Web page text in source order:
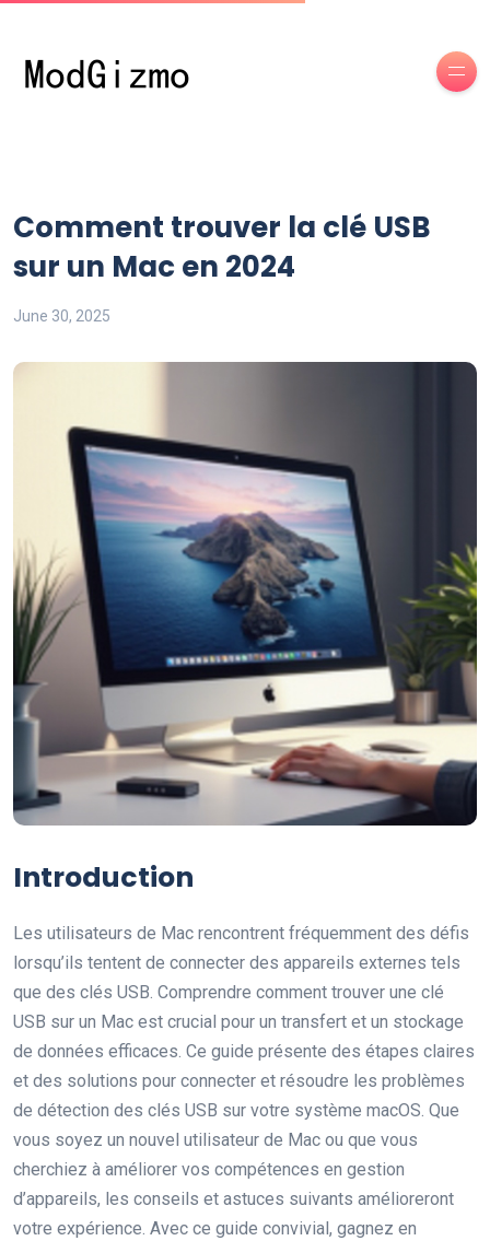
Comment trouver la clé USB
sur un Mac en 2024
June 30, 2025
Introduction
Les utilisateurs de Mac rencontrent fréquemment des défis
lorsqu’ils tentent de connecter des appareils externes tels
que des clés USB. Comprendre comment trouver une clé
USB sur un Mac est crucial pour un transfert et un stockage
de données efficaces. Ce guide présente des étapes claires
et des solutions pour connecter et résoudre les problèmes
de détection des clés USB sur votre système macOS. Que
vous soyez un nouvel utilisateur de Mac ou que vous
cherchiez à améliorer vos compétences en gestion
d’appareils, les conseils et astuces suivants amélioreront
votre expérience. Avec ce guide convivial, gagnez en